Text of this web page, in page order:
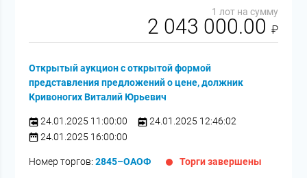
1 лот на сумму
2 043 000.00 ₽
Открытый аукцион с открытой формой
представления предложений о цене, должник
Кривоногих Виталий Юрьевич
24.01.2025 11:00:00
24.01.2025 12:46:02
24.01.2025 16:00:00
Номер торгов:2845–ОАОФ Торги завершены